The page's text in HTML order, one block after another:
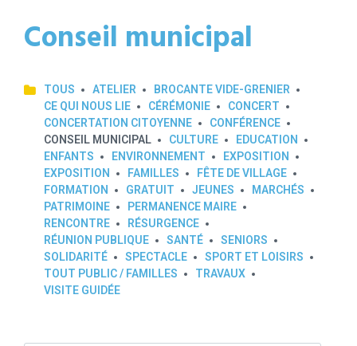
Conseil municipal
TOUS ATELIER
BROCANTE VIDE-GRENIER
CE QUI NOUS LIE
CÉRÉMONIE
CONCERT
CONCERTATION CITOYENNE
CONFÉRENCE
CONSEIL MUNICIPAL
CULTURE
EDUCATION
ENFANTS
ENVIRONNEMENT
EXPOSITION
EXPOSITION
FAMILLES
FÊTE DE VILLAGE
FORMATION
GRATUIT JEUNES
MARCHÉS
PATRIMOINE
PERMANENCE MAIRE
RENCONTRE
RÉSURGENCE
RÉUNION PUBLIQUE
SANTÉ
SENIORS
SOLIDARITÉ
SPECTACLE
SPORT ET LOISIRS
TOUT PUBLIC / FAMILLES
TRAVAUX
VISITE GUIDÉE